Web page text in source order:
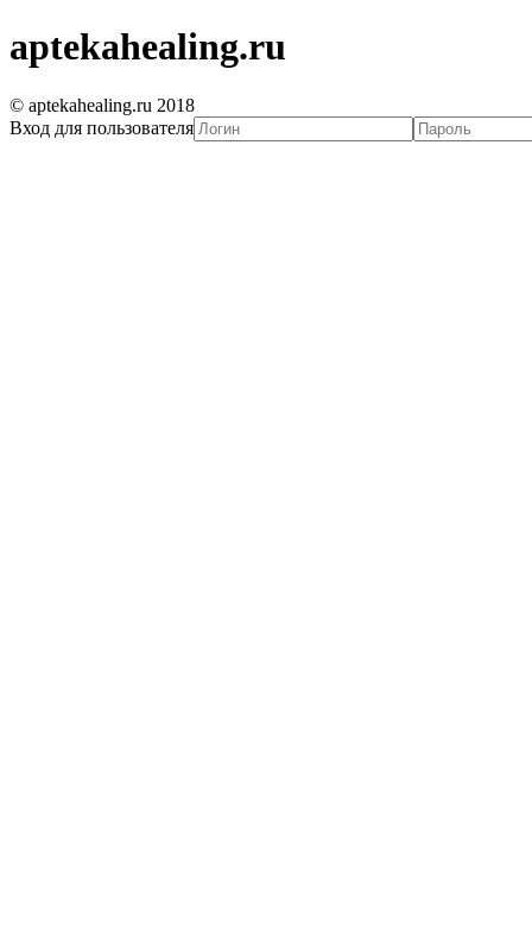
aptekahealing.ru
© aptekahealing.ru 2018
Вход для пользователя